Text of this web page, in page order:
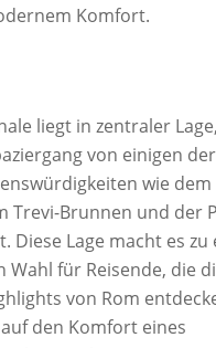
Komfort.
liegt in zentraler
von einigen der
wie dem
Trevi-Brunnen und der
Diese Lage macht es zu
Wahl für Reisende, die
von Rom
den Komfort eines